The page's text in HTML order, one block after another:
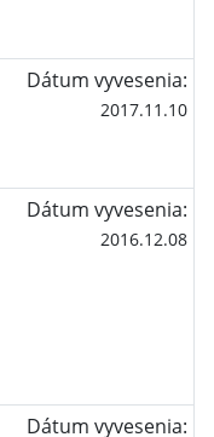
Dátum vyvesenia:
2017.11.10
Dátum vyvesenia:
2016.12.08
Dátum vyvesenia: